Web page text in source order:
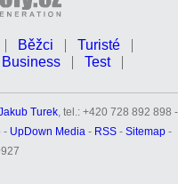
Běžci
Turisté
Business
Test
Turek, tel.: +420 728 892 898 -
- UpDown Media- RSS- Sitemap-